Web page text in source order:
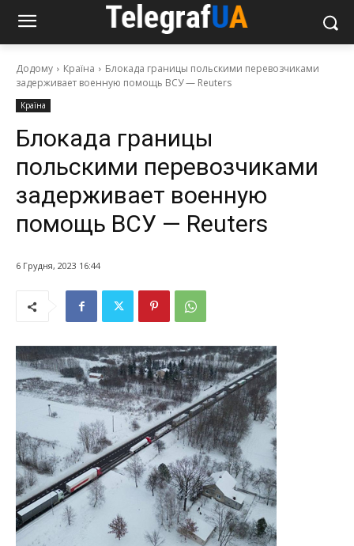
Додому Країна
Блокада границы польскими перевозчиками
задерживает военную помощь ВСУ — Reuters
Країна
Блокада границы
польскими перевозчиками
задерживает военную
помощь ВСУ — Reuters
6 Грудня, 2023 16:44